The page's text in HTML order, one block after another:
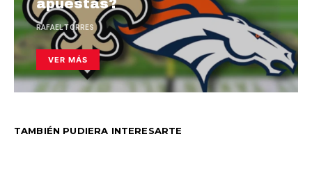
apuestas?
RAFAEL TORRES
VER MÁS
TAMBIÉN PUDIERA INTERESARTE